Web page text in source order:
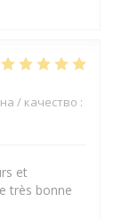
/ качество :
et
très bonne